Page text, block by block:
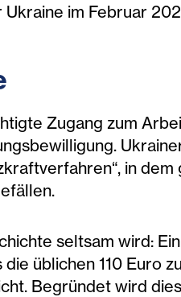
im Februar
Zugang zum
in
seltsam wird:
üblichen 110 Euro
Begründet wird